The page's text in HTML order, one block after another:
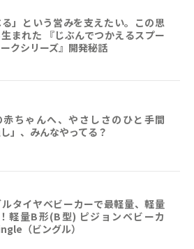
る」という営みを支えたい。この思
まれた 『じぶんでつかえるスプー
クシリーズ』開発秘話
赤ちゃんへ、やさしさのひと手間
し」、みんなやってる？
タイヤベビーカーで最軽量、軽量
軽量B形(B型) ピジョンベビーカ
（ビングル）